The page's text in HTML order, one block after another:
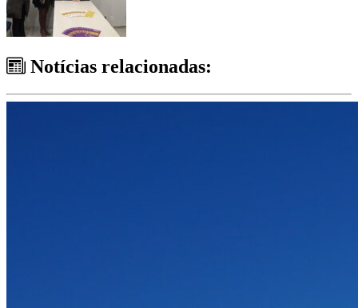
Notícias relacionadas: